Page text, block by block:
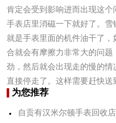
肯定会受到影响进而出现这
手表店里消磁一下就好了。
就是手表里面的机件油干了
合就会有摩擦力非常大的问
劲，然后就会出现走的慢的
直接停走了。这样需要赶快送
为您推荐
自贡有汉米尔顿手表回收